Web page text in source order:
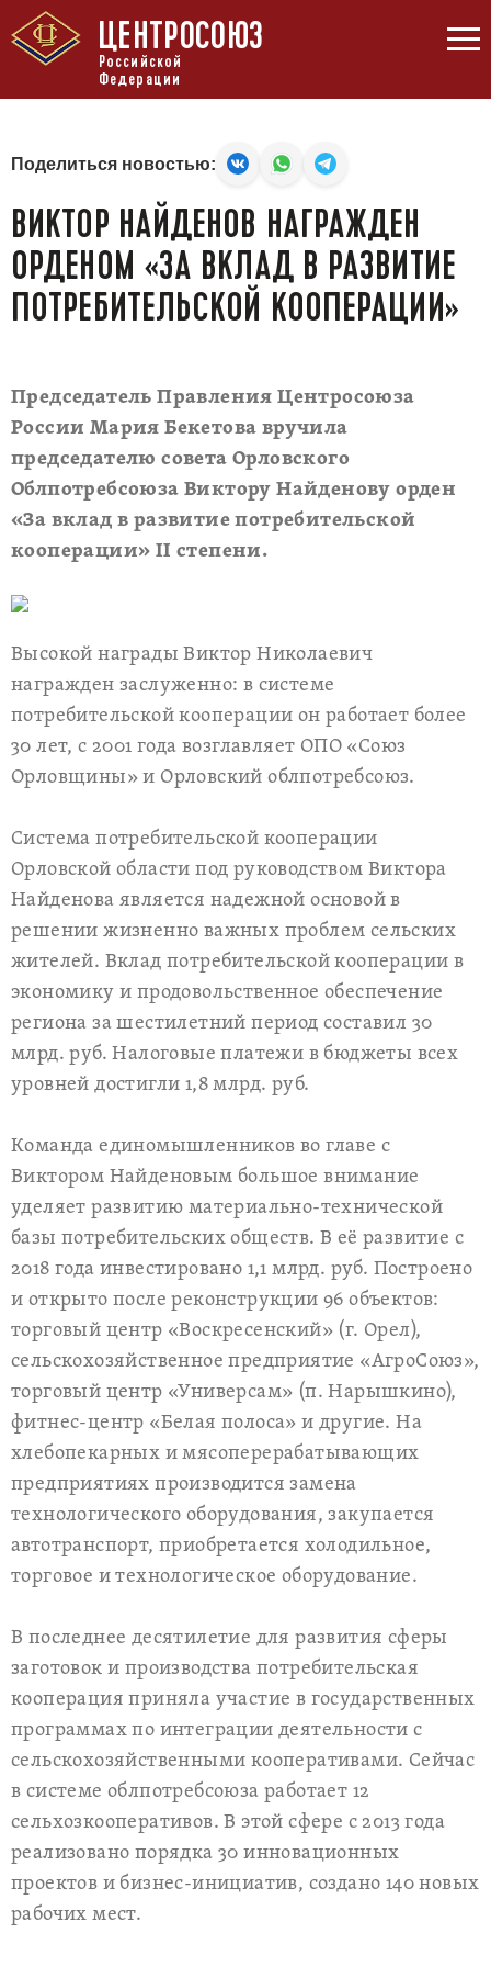
ЦЕНТРОСОЮЗ
Российской
Федерации
Поделиться новостью:
ВИКТОР НАЙДЕНОВ НАГРАЖДЕН
ОРДЕНОМ «ЗА ВКЛАД В РАЗВИТИЕ
ПОТРЕБИТЕЛЬСКОЙ КООПЕРАЦИИ»
Председатель Правления Центросоюза
России Мария Бекетова вручила
председателю совета Орловского
Облпотребсоюза Виктору Найденову орден
«За вклад в развитие потребительской
кооперации» II степени.
Высокой награды Виктор Николаевич
награжден заслуженно: в системе
потребительской кооперации он работает более
30 лет, с 2001 года возглавляет ОПО «Союз
Орловщины» и Орловский облпотребсоюз.
Система потребительской кооперации
Орловской области под руководством Виктора
Найденова является надежной основой в
решении жизненно важных проблем сельских
жителей. Вклад потребительской кооперации в
экономику и продовольственное обеспечение
региона за шестилетний период составил 30
млрд. руб. Налоговые платежи в бюджеты всех
уровней достигли 1,8 млрд. руб.
Команда единомышленников во главе с
Виктором Найденовым большое внимание
уделяет развитию материально-технической
базы потребительских обществ. В её развитие с
2018 года инвестировано 1,1 млрд. руб. Построено
и открыто после реконструкции 96 объектов:
торговый центр «Воскресенский» (г. Орел),
сельскохозяйственное предприятие «АгроСоюз»,
торговый центр «Универсам» (п. Нарышкино),
фитнес-центр «Белая полоса» и другие. На
хлебопекарных и мясоперерабатывающих
предприятиях производится замена
технологического оборудования, закупается
автотранспорт, приобретается холодильное,
торговое и технологическое оборудование.
В последнее десятилетие для развития сферы
заготовок и производства потребительская
кооперация приняла участие в государственных
программах по интеграции деятельности с
сельскохозяйственными кооперативами. Сейчас
в системе облпотребсоюза работает 12
сельхозкооперативов. В этой сфере с 2013 года
реализовано порядка 30 инновационных
проектов и бизнес-инициатив, создано 140 новых
рабочих мест.